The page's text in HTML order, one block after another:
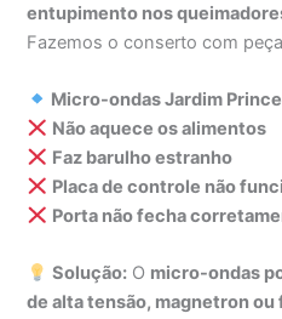
entupimento nos
Fazemos o conserto com
Micro-ondas Jardim
Não aquece os alimentos
Faz barulho estranho
Placa de controle não
Porta não fecha
Solução: O micro-ondas
de alta tensão, magnetron ou